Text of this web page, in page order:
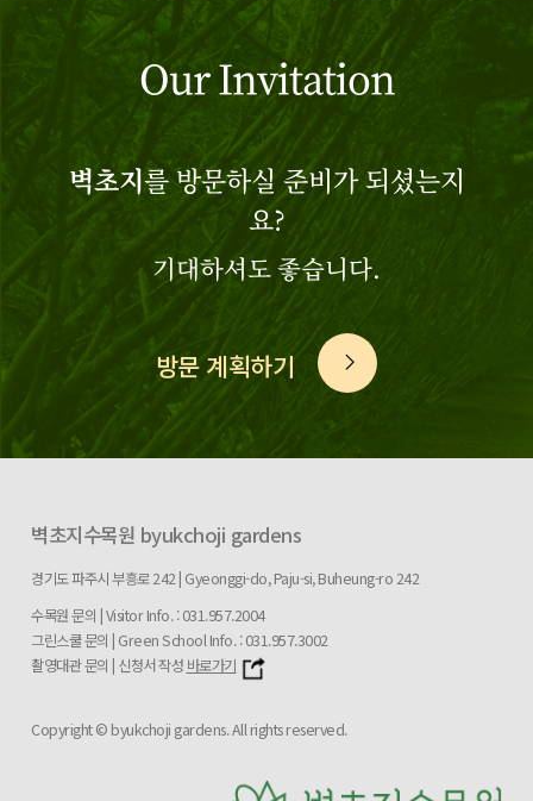
Our Invitation
벽초지를 방문하실 준비가 되셨는지
요?
기대하셔도 좋습니다.
방문 계획하기
벽초지수목원 byukchoji gardens
경기도 파주시 부흥로 242 | Gyeonggi-do, Paju-si, Buheung-ro 242
수목원 문의 | Visitor Info. : 031.957.2004
그린스쿨 문의 | Green School Info. : 031.957.3002
촬영대관 문의 | 신청서 작성 바로가기
Copyright © byukchoji gardens. All rights reserved.